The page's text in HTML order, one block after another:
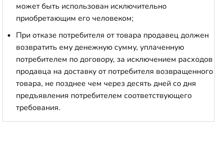
может быть использован исключительно
приобретающим его человеком;
При отказе потребителя от товара продавец должен
возвратить ему денежную сумму, уплаченную
потребителем по договору, за исключением расходов
продавца на доставку от потребителя возвращенного
товара, не позднее чем через десять дней со дня
предъявления потребителем соответствующего
требования.